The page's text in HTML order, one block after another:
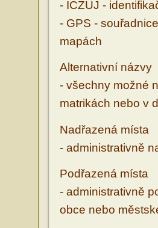
- ICZUJ -
- GPS -
mapách
Alternativní názvy
- všechny možné
matrikách nebo v
Nadřazená místa
- administrativně
Podřazená místa
- administrativně
obce nebo